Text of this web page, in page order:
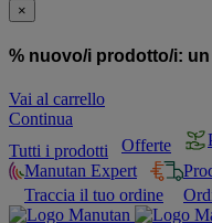
×
% nuovo/i prodotto/i:
Vai al carrello
Continua
Tutti i prodotti
Offerte
Manutan Expert
Traccia il tuo ordine